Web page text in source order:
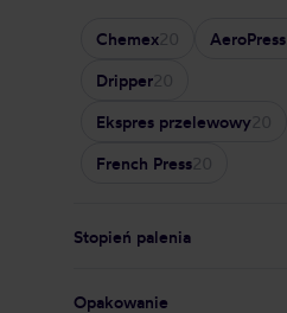
Chemex20 AeroPress
Dripper20
Ekspres przelewowy20
French Press20
Stopień palenia
Opakowanie